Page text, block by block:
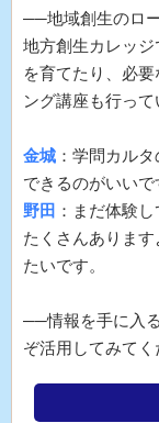
──地域創生のロ
地方創生カレッ
を育てたり、必
ング講座も行って
金城 ：学問カル
できるのがいいで
野田 ：まだ体験
たくさんありま
たいです。
──情報を手に入
ぞ活用してみてく